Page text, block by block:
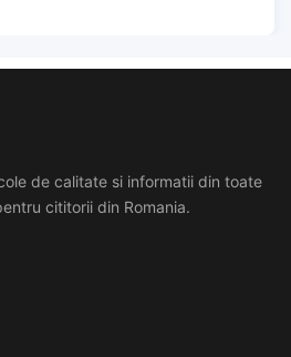
de calitate si informatii din toate
cititorii din Romania.